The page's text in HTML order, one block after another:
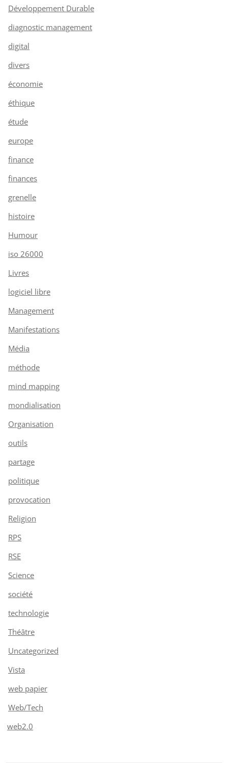
Développement Durable
diagnostic management
digital
divers
économie
éthique
étude
europe
finance
finances
grenelle
histoire
Humour
iso 26000
Livres
logiciel libre
Management
Manifestations
Média
méthode
mind mapping
mondialisation
Organisation
outils
partage
politique
provocation
Religion
RPS
RSE
Science
société
technologie
Théâtre
Uncategorized
Vista
web papier
Web/Tech
web2.0